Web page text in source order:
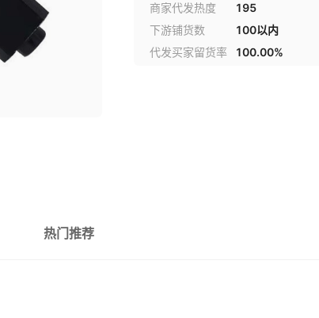
方柄20 拉料器
方柄25 拉料器
商家代发热度 195
下游铺货数
100以内
代发买家留货率
100.00%
热门推荐